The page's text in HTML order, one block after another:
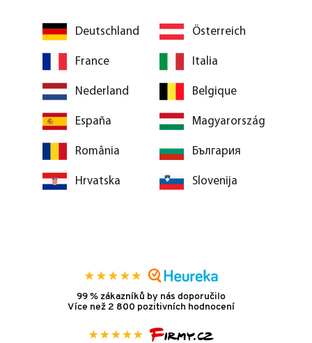
Deutschland Österreich
France Italia
Nederland Belgique
España Magyarország
România България
Hrvatska Slovenija
99 % zákazníků by nás doporučilo
Více než 2 800 pozitivních hodnocení